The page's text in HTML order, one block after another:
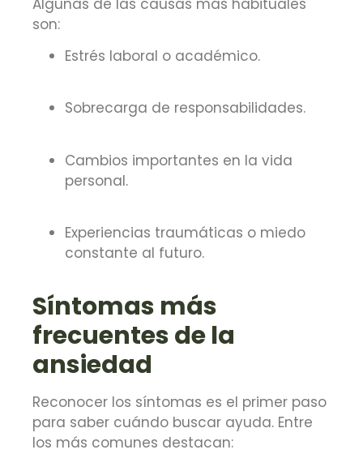
son:
Estrés laboral o académico.
Sobrecarga de responsabilidades.
Cambios importantes en la vida
personal.
Experiencias traumáticas o miedo
constante al futuro.
Síntomas más
frecuentes de la
ansiedad
Reconocer los síntomas es el primer paso
para saber cuándo buscar ayuda. Entre
los más comunes destacan: